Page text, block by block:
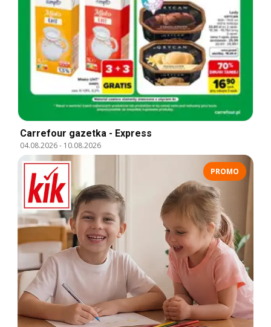
Carrefour gazetka - Express
04.08.2026- 10.08.2026
PROMO